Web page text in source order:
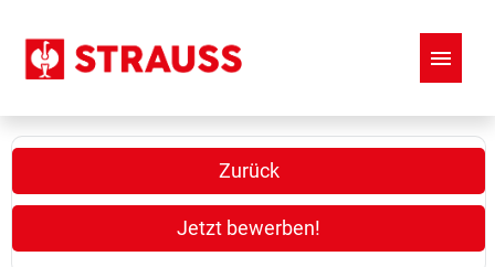
FAQ
Zurück
Jetzt bewerben!